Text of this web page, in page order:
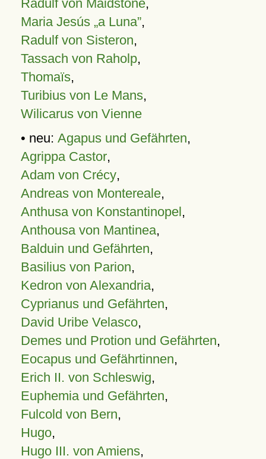
Radulf von Maidstone,
Maria Jesús „a Luna”,
Radulf von Sisteron,
Tassach von Raholp,
Thomaïs,
Turibius von Le Mans,
Wilicarus von Vienne
• neu: Agapus und Gefährten,
Agrippa Castor,
Adam von Crécy,
Andreas von Montereale,
Anthusa von Konstantinopel,
Anthousa von Mantinea,
Balduin und Gefährten,
Basilius von Parion,
Kedron von Alexandria,
Cyprianus und Gefährten,
David Uribe Velasco,
Demes und Protion und Gefährten,
Eocapus und Gefährtinnen,
Erich II. von Schleswig,
Euphemia und Gefährten,
Fulcold von Bern,
Hugo,
Hugo III. von Amiens,